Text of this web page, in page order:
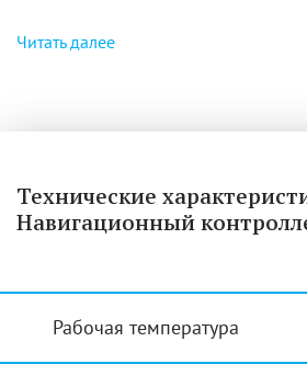
Читать далее
Технические
Навигационный
Рабочая температура